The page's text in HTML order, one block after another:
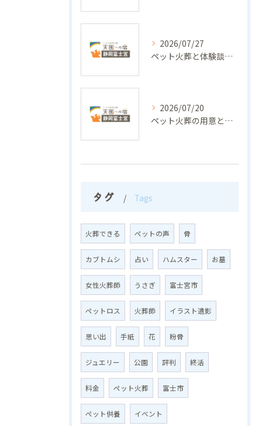
2026/07/27
ペット火葬と体験談で分かる静岡県富士市の安心できる見送り方
2026/07/20
ペット火葬の用意と後悔しない準備リストの全知識
タグ Tags
火葬できる ペットの声 骨
カブトムシ 占い ハムスター お墓
女性火葬師 うさぎ 富士宮市
ペットロス 火葬師 イラスト遺影
思い出 手紙 花 粉骨
ジュエリー 公園 評判 終活
料金 ペット火葬 富士市
ペット供養 イベント